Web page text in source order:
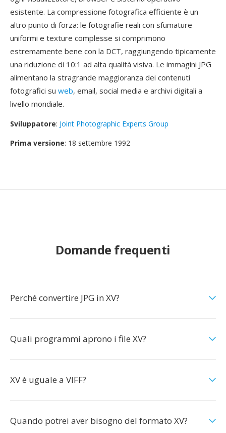
esistente. La compressione fotografica efficiente è un
altro punto di forza: le fotografie reali con sfumature
uniformi e texture complesse si comprimono
estremamente bene con la DCT, raggiungendo tipicamente
una riduzione di 10:1 ad alta qualità visiva. Le immagini JPG
alimentano la stragrande maggioranza dei contenuti
fotografici su web, email, social media e archivi digitali a
livello mondiale.
Sviluppatore: Joint Photographic Experts Group
Prima versione: 18 settembre 1992
Domande frequenti
Perché convertire JPG in XV?
Quali programmi aprono i file XV?
XV è uguale a VIFF?
Quando potrei aver bisogno del formato XV?